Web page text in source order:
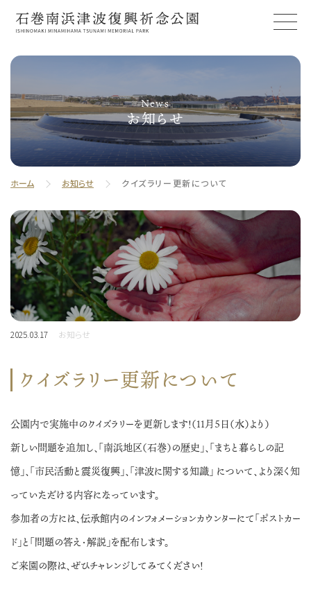
News
お知らせ
ホーム お知らせ クイズラリー更新について
2025.03.17 お知らせ
クイズラリー更新について
公園内で実施中のクイズラリーを更新します！（11月5日（水）より）
新しい問題を追加し、「南浜地区（石巻）の歴史」、「まちと暮らしの記
憶」、「市民活動と震災復興」、「津波に関する知識」 について、より深く知
っていただける内容になっています。
参加者の方には、伝承館内のインフォメーションカウンターにて「ポストカー
ド」と「問題の答え・解説」を配布します。
ご来園の際は、ぜひチャレンジしてみてください！